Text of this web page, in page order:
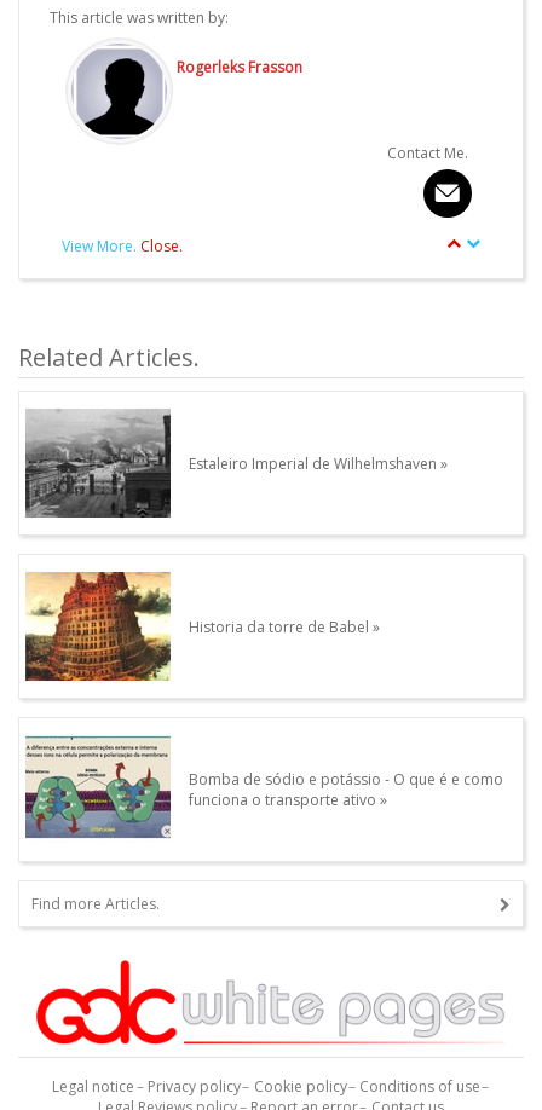
This article was written by:
Rogerleks Frasson
Contact Me.
View More. Close.
Other articles written by this Author.
Related Articles.
Estaleiro Imperial de Wilhelmshaven
Historia da torre de Babel
Bomba de sódio e potássio - O que é e como
funciona o transporte ativo
Find more Articles.
Legal notice Privacy policy Cookie policy
Conditions of use